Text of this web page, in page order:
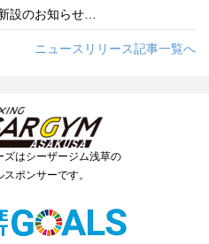
設のお知らせ…
ニュースリリース記事一覧へ
ズはシーザージム浅草の
ポンサーです。